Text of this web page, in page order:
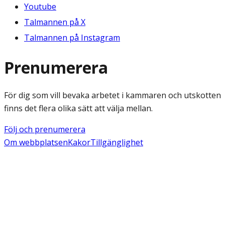
Youtube
Talmannen på X
Talmannen på Instagram
Prenumerera
För dig som vill bevaka arbetet i kammaren och utskotten
finns det flera olika sätt att välja mellan.
Följ och prenumerera
Om webbplatsenKakorTillgänglighet